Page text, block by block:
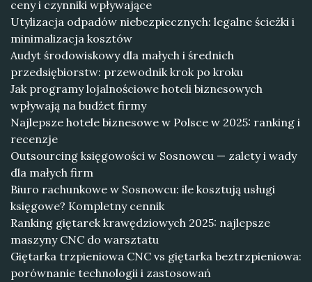
ceny i czynniki wpływające
Utylizacja odpadów niebezpiecznych: legalne ścieżki i
minimalizacja kosztów
Audyt środowiskowy dla małych i średnich
przedsiębiorstw: przewodnik krok po kroku
Jak programy lojalnościowe hoteli biznesowych
wpływają na budżet firmy
Najlepsze hotele biznesowe w Polsce w 2025: ranking i
recenzje
Outsourcing księgowości w Sosnowcu — zalety i wady
dla małych firm
Biuro rachunkowe w Sosnowcu: ile kosztują usługi
księgowe? Kompletny cennik
Ranking giętarek krawędziowych 2025: najlepsze
maszyny CNC do warsztatu
Giętarka trzpieniowa CNC vs giętarka beztrzpieniowa:
porównanie technologii i zastosowań